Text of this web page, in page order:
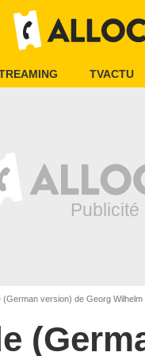
TVACTU
(German version) de Georg Wilhelm